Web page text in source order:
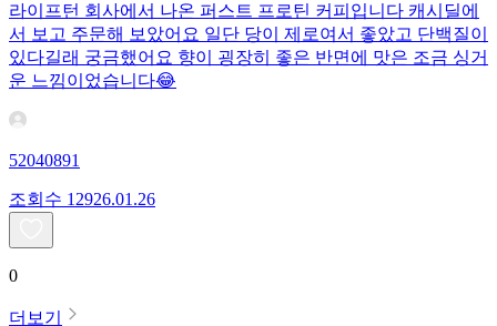
라이프턴 회사에서 나온 퍼스트 프로틴 커피입니다 캐시딜에
서 보고 주문해 보았어요 일단 당이 제로여서 좋았고 단백질이
있다길래 궁금했어요 향이 굉장히 좋은 반면에 맛은 조금 싱거
운 느낌이었습니다😂
52040891
조회수 12926.01.26
0
더보기